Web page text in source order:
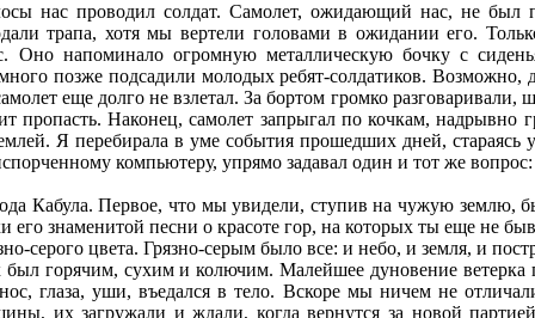
нас проводил солдат. Самолет, ожидающий нас, не был
трапа, хотя мы вертели головами в ожидании его.
Оно напоминало огромную металлическую бочку с
позже подсадили молодых ребят-солдатиков. Возможно,
еще долго не взлетал. За бортом громко разговаривали,
Наконец, самолет запрыгал по кочкам, надрывно
Я перебирала в уме события прошедших дней, стараясь
компьютеру, упрямо задавал один и тот же
Кабула. Первое, что мы увидели, ступив на чужую землю,
его знаменитой песни о красоте гор, на которых ты еще не
серого цвета. Грязно-серым было все: и небо, и земля, и
горячим, сухим и колючим. Малейшее дуновение
глаза, уши, въедался в тело. Вскоре мы ничем не
их загружали и ждали, когда вернутся за новой